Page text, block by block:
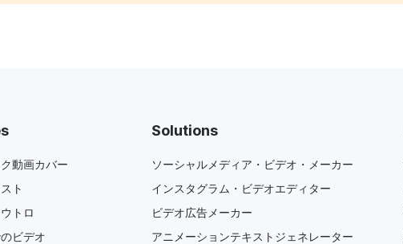
動画カバー
ト
トロ
ビデオ
Solutions
ソーシャルメディア・ビデオ・メーカー
インスタグラム・ビデオエディター
ビデオ広告メーカー
アニメーションテキストジェネレーター